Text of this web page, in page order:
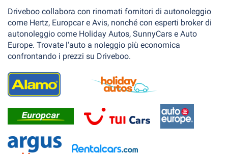
Driveboo collabora con rinomati fornitori di autonoleggio
come Hertz, Europcar e Avis, nonché con esperti broker di
autonoleggio come Holiday Autos, SunnyCars e Auto
Europe. Trovate l'auto a noleggio più economica
confrontando i prezzi su Driveboo.